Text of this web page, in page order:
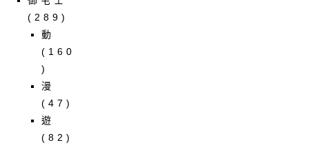
(289)
動
(160
)
漫
(47)
遊
(82)